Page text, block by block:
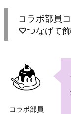
コラボ部員
♡つなげて飾
コラボ部員